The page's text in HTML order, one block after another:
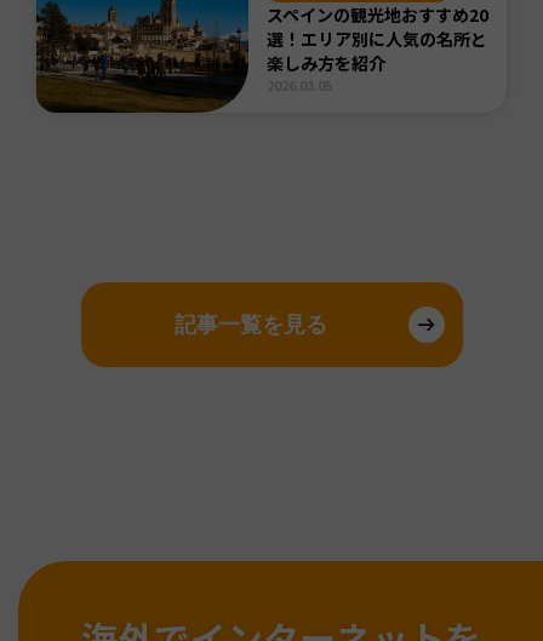
スペインの観光地おすすめ20
選！エリア別に人気の名所と
楽しみ方を紹介
記事一覧を見る